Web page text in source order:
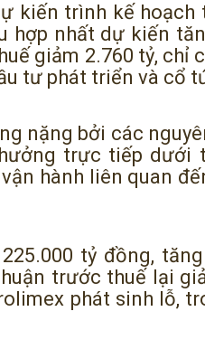
kiến trình kế hoạch
hợp nhất dự kiến
giảm 2.760 tỷ, chỉ
tư phát triển và cổ
nặng bởi các
trực tiếp
hành liên quan
tỷ đồng,
trước thuế lại
phát sinh lỗ,